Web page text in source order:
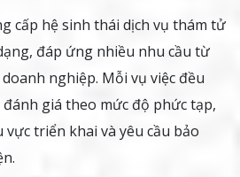
cấp hệ sinh thái dịch vụ thám tử
đáp ứng nhiều nhu cầu từ
nghiệp. Mỗi vụ việc đều
giá theo mức độ phức tạp,
vực triển khai và yêu cầu bảo